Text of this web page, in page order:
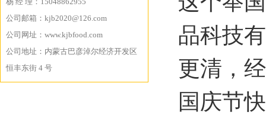
公司邮箱：kjb2020@126.com
公司网址：www.kjbfood.com
公司地址：内蒙古巴彦淖尔经济开发区
恒丰东街 4 号
品科技
更清，
国庆节